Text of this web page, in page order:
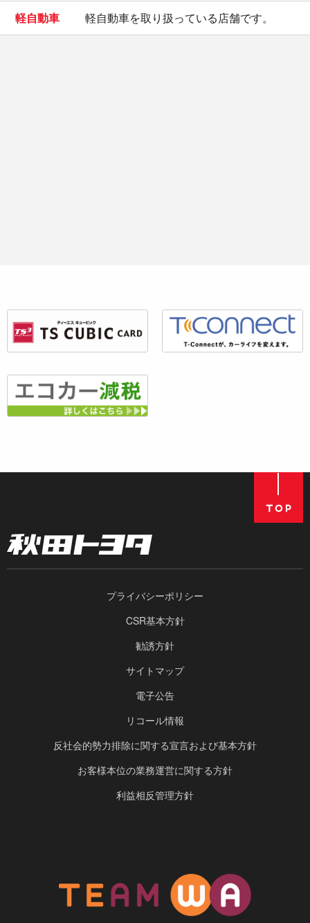
軽自動車 軽自動車を取り扱っている店舗です。
プライバシーポリシー
CSR基本方針
勧誘方針
サイトマップ
電子公告
リコール情報
反社会的勢力排除に関する宣言および基本方針
お客様本位の業務運営に関する方針
利益相反管理方針